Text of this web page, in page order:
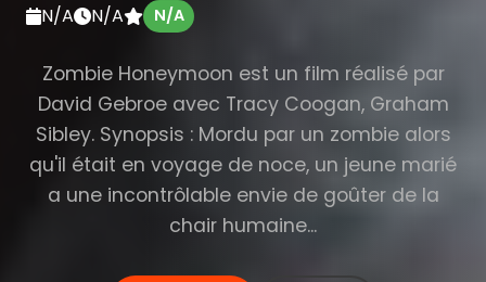
N/A N/A N/A
Zombie Honeymoon est un film réalisé par
David Gebroe avec Tracy Coogan, Graham
Sibley. Synopsis : Mordu par un zombie alors
qu'il était en voyage de noce, un jeune marié
a une incontrôlable envie de goûter de la
chair humaine...